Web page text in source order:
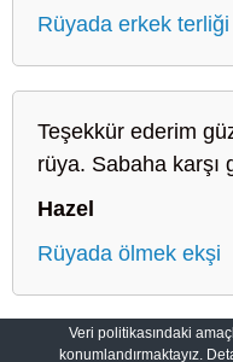
Rüyada erkek
Teşekkür ederim
rüya. Sabaha karşı
Hazel
Rüyada ölmek ekşi
Sahih Rüyalar:
Veri politikasındaki
konumlandırmaktayız.